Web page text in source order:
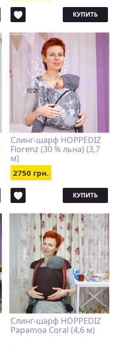
КУПИТЬ
Слинг-шарф HOPPEDIZ
Florenz (30 % льна) (3,7
м)
2750 грн.
КУПИТЬ
Слинг-шарф HOPPEDIZ
Papamoa Coral (4,6 м)